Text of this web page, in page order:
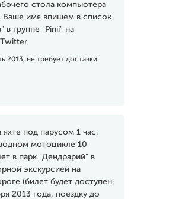
стола компьютера
Ваше имя впишем в список
в группе "Pinii" на
2013, не требует доставки
яхте под парусом 1 час,
мотоцикле 10
в парк "Дендрарий" в
экскурсией на
(билет будет доступен
2013 года, поездку до